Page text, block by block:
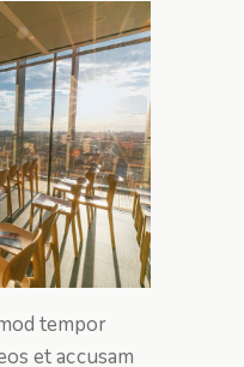
tempor
et accusam